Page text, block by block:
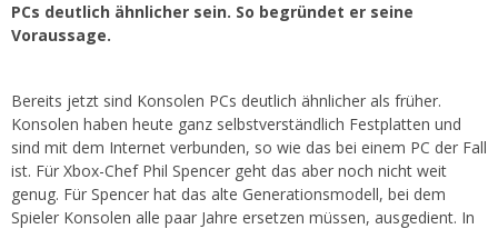
PCs deutlich ähnlicher sein. So begründet er seine
Voraussage.
Bereits jetzt sind Konsolen PCs deutlich ähnlicher als früher.
Konsolen haben heute ganz selbstverständlich Festplatten und
sind mit dem Internet verbunden, so wie das bei einem PC der Fall
ist. Für Xbox-Chef Phil Spencer geht das aber noch nicht weit
genug. Für Spencer hat das alte Generationsmodell, bei dem
Spieler Konsolen alle paar Jahre ersetzen müssen, ausgedient. In